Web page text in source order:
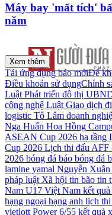
Máy bay 'mất tích'
năm
Xem thêm
Tải ứng dụng báo mớiĐể
Điều khoản sử dụngChính
Luật Phát triển đô thị
công nghệ Luật Giao dịch
logistic Tô Lâm doanh
Nga Huấn Hoa Hồng
ASEAN Cup 2026 hạ tầng
Cup 2026 Lịch thi đấu AFF
2026 bóng đá báo bóng đá
lamine yamal Nguyễn Xuân
pháp luật Xã hội tin bão tin
Nam U17 Việt Nam kết
hạng ngoại hạng anh lịch thi
vietlott Power 6/55 kết quả